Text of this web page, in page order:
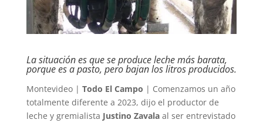
La situación es que se produce leche más barata,
porque es a pasto, pero bajan los litros producidos.
Montevideo | Todo El Campo | Comenzamos un año
totalmente diferente a 2023, dijo el productor de
leche y gremialista Justino Zavalaal ser entrevistado